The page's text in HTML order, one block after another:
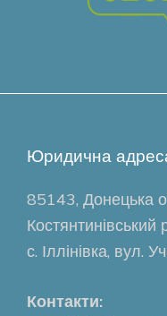
Юридична
85143, Донецька
Костянтинівський
с. Іллінівка, вул.
Контакти: